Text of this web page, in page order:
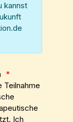
kannst
*
Teilnahme
Ich